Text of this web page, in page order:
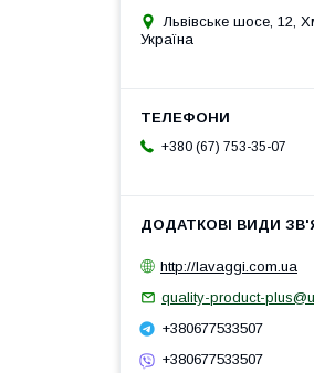
Львівське шосе, 12,
Україна
+380 (67) 753-35-07
http://lavaggi.com.ua
quality-product-
+380677533507
+380677533507